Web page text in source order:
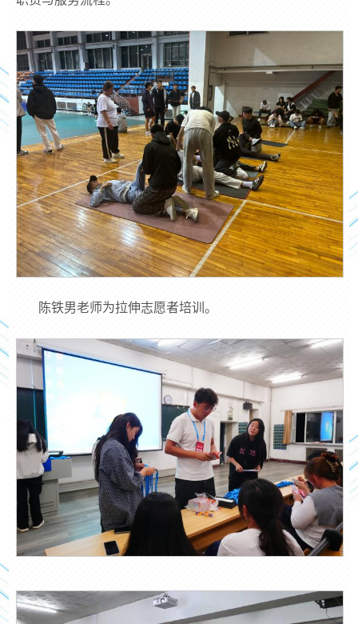
陈铁男老师为拉伸志愿者培训。